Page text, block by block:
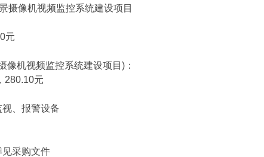
像机视频监控系统建设项目
元
机视频监控系统建设项目)：
元
、报警设备
采购文件